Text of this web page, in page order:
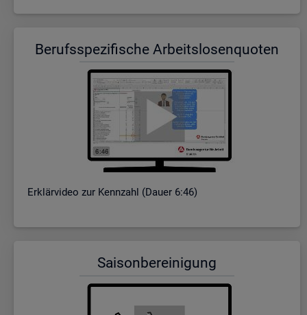
Be­rufs­spe­zi­fi­sche Ar­beits­lo­sen­quo­ten
Er­klär­vi­deo zur Kenn­zahl (Dauer 6:46)
Sai­son­be­rei­ni­gung